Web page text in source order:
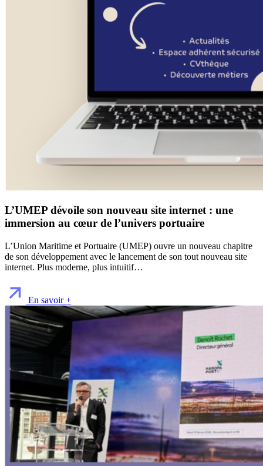
L’UMEP dévoile son nouveau site internet : une
immersion au cœur de l’univers portuaire
L’Union Maritime et Portuaire (UMEP) ouvre un nouveau chapitre
de son développement avec le lancement de son tout nouveau site
internet. Plus moderne, plus intuitif…
En savoir +